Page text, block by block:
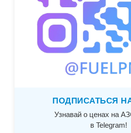
ПОДПИСАТЬСЯ
Узнавай о ценах на
в Telegram!